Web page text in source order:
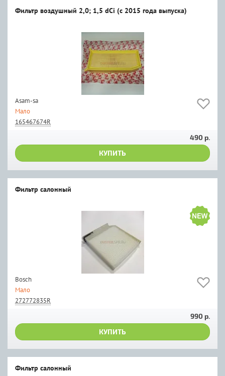
Фильтр воздушный 2,0; 1,5 dCi (с 2015 года выпуска)
Asam-sa
Мало
165467674R
490 р.
КУПИТЬ
Фильтр салонный
Bosch
Мало
272772835R
990 р.
КУПИТЬ
Фильтр салонный